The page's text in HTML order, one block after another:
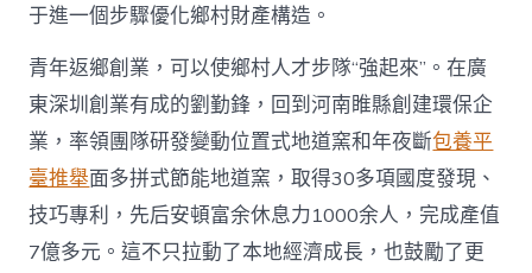
于進一個步驟優化鄉村財產構造。
青年返鄉創業，可以使鄉村人才步隊“強起來”。在廣
東深圳創業有成的劉勤鋒，回到河南睢縣創建環保企
業，率領團隊研發變動位置式地道窯和年夜斷包養平
臺推舉面多拼式節能地道窯，取得30多項國度發現、
技巧專利，先后安頓富余休息力1000余人，完成產值
7億多元。這不只拉動了本地經濟成長，也鼓勵了更